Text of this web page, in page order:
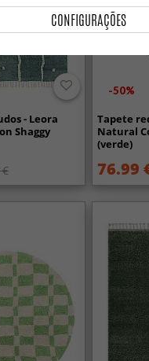
- Leora
Shaggy
€
-50%
Tapete
Natural
(verde)
76.99
CONFIGURAÇÕES